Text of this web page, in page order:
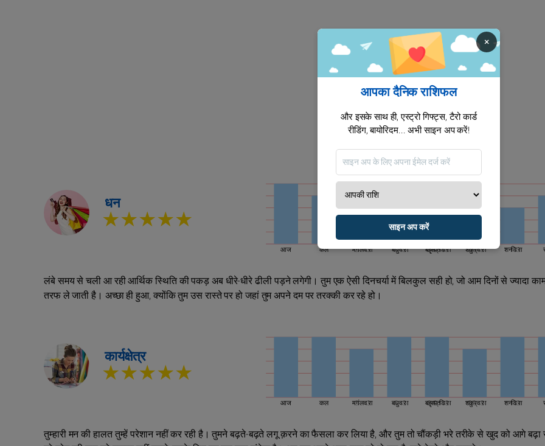
धन
★★★★★
आज कल मंगलवार बुधवार बृहस्पतिवार शुक्रवार शनिवार
लंबे समय से चली आ रही आर्थिक स्थिति की पकड़ अब धीरे-धीरे ढीली पड़ने लगेगी। तुम एक ऐसी दिनचर्या में बिलकुल सही हो, जो आम दिनों से ज्यादा
तरफ ले जाती है। अच्छा ही हुआ, क्योंकि तुम उस रास्ते पर हो जहां तुम अपने दम पर तरक्की कर रहे हो।
कार्यक्षेत्र
★★★★★
आज कल मंगलवार बुधवार बृहस्पतिवार शुक्रवार शनिवार
तुम्हारी मन की हालत तुम्हें परेशान नहीं कर रही है। तुमने बढ़ते-बढ़ते लगू क़रने का फैसला कर लिया है, और तुम तो चौंकड़ी भरे तरीके से खुद को आगे बढ़ा
×
आपका दैनिक राशिफल
और इसके साथ ही, एस्ट्रो गिफ्ट्स, टैरो कार्ड
रीडिंग, बायोरिदम... अभी साइन अप करें!
साइन अप करें